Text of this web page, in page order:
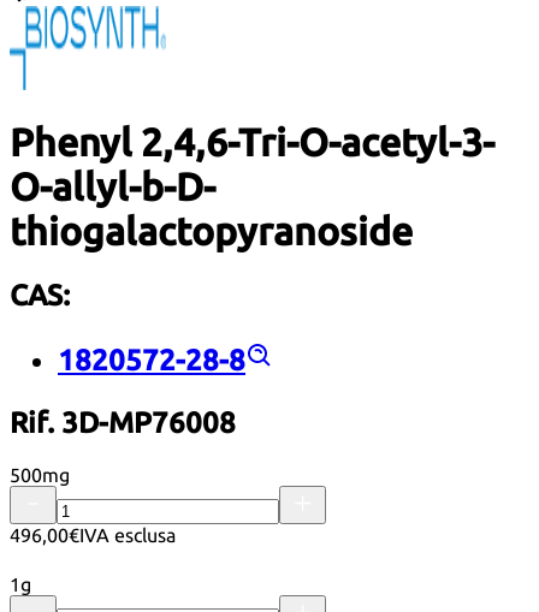
Phenyl 2,4,6-Tri-O-acetyl-3-
O-allyl-b-D-
thiogalactopyranoside
CAS:
1820572-28-8
Rif. 3D-MP76008
500mg
496,00€IVA esclusa
1g